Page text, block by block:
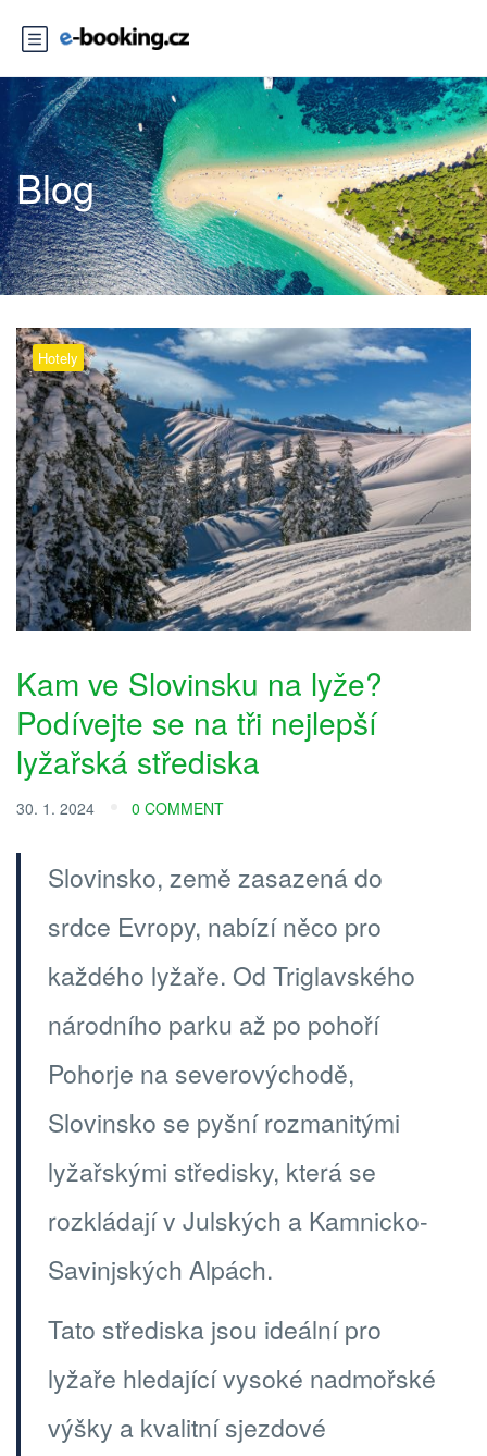
Blog
Hotely
Kam ve Slovinsku na lyže?
Podívejte se na tři nejlepší
lyžařská střediska
30. 1. 2024 0 COMMENT
Slovinsko, země zasazená do
srdce Evropy, nabízí něco pro
každého lyžaře. Od Triglavského
národního parku až po pohoří
Pohorje na severovýchodě,
Slovinsko se pyšní rozmanitými
lyžařskými středisky, která se
rozkládají v Julských a Kamnicko-
Savinjských Alpách.
Tato střediska jsou ideální pro
lyžaře hledající vysoké nadmořské
výšky a kvalitní sjezdové